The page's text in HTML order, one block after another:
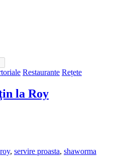
Restaurante Rețete
la Roy
roy, servire proasta, shaworma